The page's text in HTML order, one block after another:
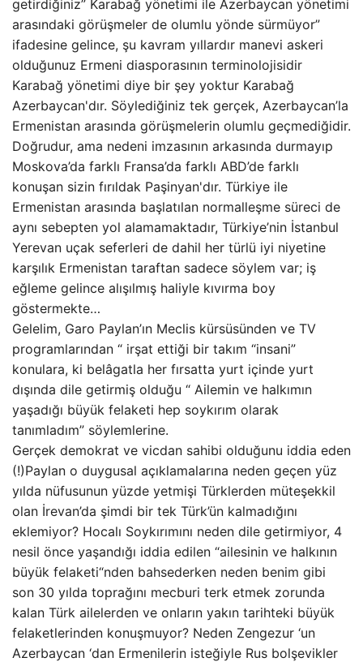
getirdiğiniz” Karabağ yönetimi ile Azerbaycan yönetimi
arasındaki görüşmeler de olumlu yönde sürmüyor”
ifadesine gelince, şu kavram yıllardır manevi askeri
olduğunuz Ermeni diasporasının terminolojisidir
Karabağ yönetimi diye bir şey yoktur Karabağ
Azerbaycan'dır. Söylediğiniz tek gerçek, Azerbaycan’la
Ermenistan arasında görüşmelerin olumlu geçmediğidir.
Doğrudur, ama nedeni imzasının arkasında durmayıp
Moskova’da farklı Fransa’da farklı ABD’de farklı
konuşan sizin fırıldak Paşinyan'dır. Türkiye ile
Ermenistan arasında başlatılan normalleşme süreci de
aynı sebepten yol alamamaktadır, Türkiye’nin İstanbul
Yerevan uçak seferleri de dahil her türlü iyi niyetine
karşılık Ermenistan taraftan sadece söylem var; iş
eğleme gelince alışılmış haliyle kıvırma boy
göstermekte…
Gelelim, Garo Paylan’ın Meclis kürsüsünden ve TV
programlarından “ irşat ettiği bir takım “insani”
konulara, ki belâgatla her fırsatta yurt içinde yurt
dışında dile getirmiş olduğu “ Ailemin ve halkımın
yaşadığı büyük felaketi hep soykırım olarak
tanımladım” söylemlerine.
Gerçek demokrat ve vicdan sahibi olduğunu iddia eden
(!)Paylan o duygusal açıklamalarına neden geçen yüz
yılda nüfusunun yüzde yetmişi Türklerden müteşekkil
olan İrevan’da şimdi bir tek Türk’ün kalmadığını
eklemiyor? Hocalı Soykırımını neden dile getirmiyor, 4
nesil önce yaşandığı iddia edilen “ailesinin ve halkının
büyük felaketi“nden bahsederken neden benim gibi
son 30 yılda toprağını mecburi terk etmek zorunda
kalan Türk ailelerden ve onların yakın tarihteki büyük
felaketlerinden konuşmuyor? Neden Zengezur ‘un
Azerbaycan ‘dan Ermenilerin isteğiyle Rus bolşevikler